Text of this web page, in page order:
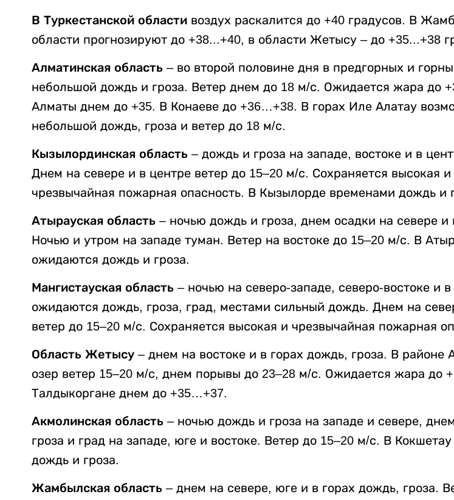
В Туркестанской области воздух раскалится до +40 градусов. В
области прогнозируют до +38...+40, в области Жетысу – до +35...+38
Алматинская область – во второй половине дня в предгорных и
небольшой дождь и гроза. Ветер днем до 18 м/с. Ожидается жара до
Алматы днем до +35. В Конаеве до +36…+38. В горах Иле Алатау
небольшой дождь, гроза и ветер до 18 м/с.
Кызылординская область – дождь и гроза на западе, востоке и в
Днем на севере и в центре ветер до 15–20 м/с. Сохраняется высокая и
чрезвычайная пожарная опасность. В Кызылорде временами дождь и
Атырауская область – ночью дождь и гроза, днем осадки на севере и
Ночью и утром на западе туман. Ветер на востоке до 15–20 м/с. В
ожидаются дождь и гроза.
Мангистауская область – ночью на северо-западе, северо-востоке и
ожидаются дождь, гроза, град, местами сильный дождь. Днем на
ветер до 15–20 м/с. Сохраняется высокая и чрезвычайная пожарная
Область Жетысу – днем на востоке и в горах дождь, гроза. В районе
озер ветер 15–20 м/с, днем порывы до 23–28 м/с. Ожидается жара до
Талдыкоргане днем до +35…+37.
Акмолинская область – ночью дождь и гроза на западе и севере,
гроза и град на западе, юге и востоке. Ветер до 15–20 м/с. В
дождь и гроза.
Жамбылская область – днем на севере, юге и в горах дождь, гроза.